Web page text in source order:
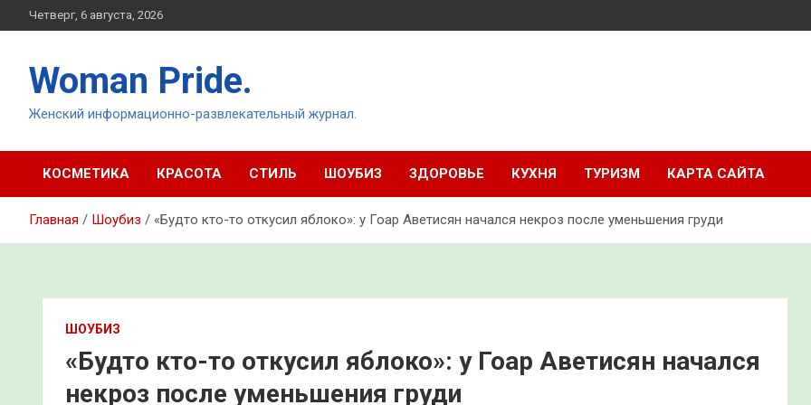
Перейти
к
Четверг, 6 августа, 2026
Woman Pride.
Женский информационно-развлекательный журнал.
КОСМЕТИКА КРАСОТА СТИЛЬ ШОУБИЗ ЗДОРОВЬЕ КУХНЯ ТУРИЗМ КАРТА САЙТА
Главная Шоубиз «Будто кто-то откусил яблоко»: у Гоар Аветисян начался некроз после уменьшения груди
ШОУБИЗ
«Будто кто-то откусил яблоко»: у Гоар Аветисян начался
некроз после уменьшения груди